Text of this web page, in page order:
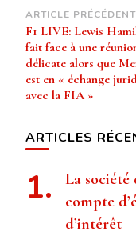
Navigation
d’article
ARTICLE PRÉCÉDENT
F1 LIVE: Lewis
fait face à une
délicate alors que
est en « échange
avec la FIA »
ARTICLES
La
compte
d’intérêt